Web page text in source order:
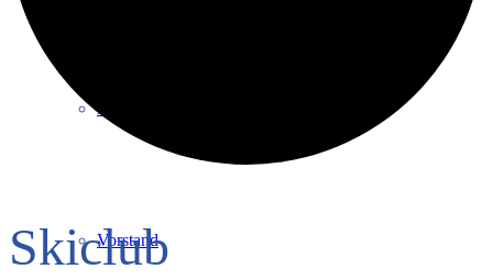
Mitglied werden
Vorstand
Skiclub